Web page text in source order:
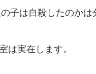
子は自殺したのかは
は実在します。